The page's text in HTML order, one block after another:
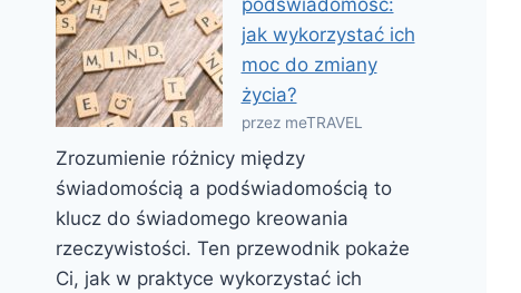
jak wykorzystać ich
moc do zmiany
życia?
przez meTRAVEL
Zrozumienie różnicy między
świadomością a podświadomością to
klucz do świadomego kreowania
rzeczywistości. Ten przewodnik pokaże
Ci, jak w praktyce wykorzystać ich